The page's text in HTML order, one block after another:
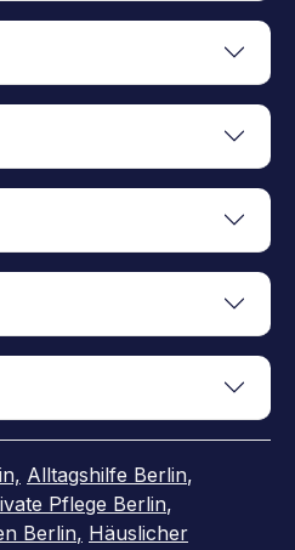
Alltagshilfe Berlin,
Pflege Berlin,
Berlin, Häuslicher